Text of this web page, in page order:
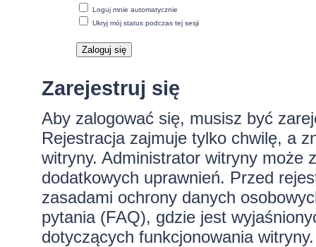
Loguj mnie automatycznie
Ukryj mój status podczas tej sesji
Zarejestruj się
Aby zalogować się, musisz być
Rejestracja zajmuje tylko chwilę, a
witryny. Administrator witryny może
dodatkowych uprawnień. Przed
zasadami ochrony danych
pytania (FAQ), gdzie jest
dotyczących funkcjonowania witryny.